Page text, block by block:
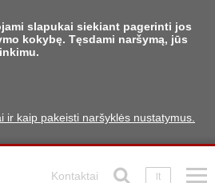
slapukai siekiant pagerinti jos
kokybę. Tęsdami naršymą, jūs
ir kaip pakeisti naršyklės nustatymus.
Kontaktai lt